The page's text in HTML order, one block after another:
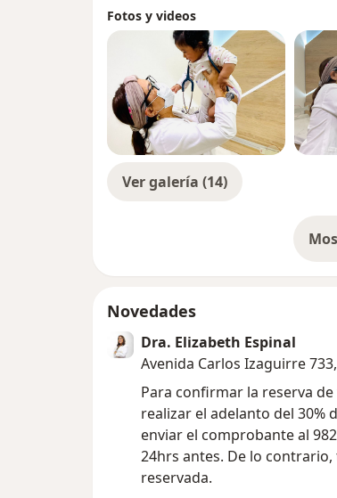
Fotos y videos
Ver galería (14)
Novedades
Dra. Elizabeth Espinal
Avenida Carlos Izaguirre
Para confirmar la reserva
realizar el adelanto del 30%
enviar el comprobante al
24hrs antes. De lo
reservada.